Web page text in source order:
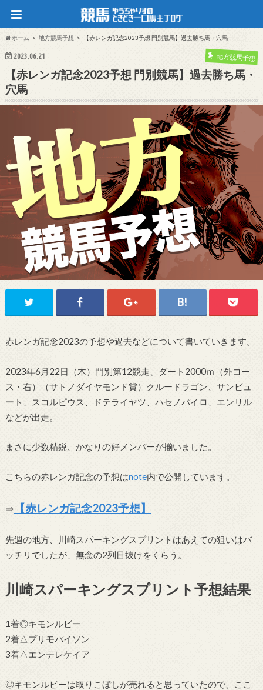
ホーム 地方競馬予想 【赤レンガ記念2023予想 門別競馬】過去勝ち馬・穴馬
2023.06.21 地方競馬予想
【赤レンガ記念2023予想 門別競馬】過去勝ち馬・
穴馬
赤レンガ記念2023の予想や過去などについて書いていきます。
2023年6月22日（木）門別第12競走、ダート2000ｍ（外コー
ス・右）（サトノダイヤモンド賞）クルードラゴン、サンビュ
ート、スコルピウス、ドテライヤツ、ハセノパイロ、エンリル
などが出走。
まさに少数精鋭、かなりの好メンバーが揃いました。
こちらの赤レンガ記念の予想はnote内で公開しています。
⇒ 【赤レンガ記念2023予想】
先週の地方、川崎スパーキングスプリントはあえての狙いはバ
ッチリでしたが、無念の2列目抜けをくらう。
川崎スパーキングスプリント予想結果
1着◎キモンルビー
2着△プリモパイソン
3着△エンテレケイア
◎キモンルビーは取りこぼしが売れると思っていたので、ここ